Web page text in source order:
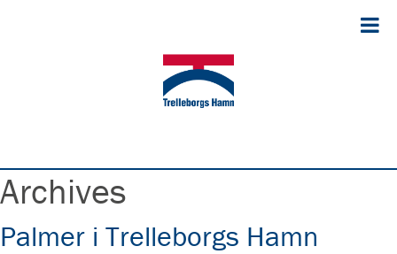
Archives
Palmer i Trelleborgs Hamn